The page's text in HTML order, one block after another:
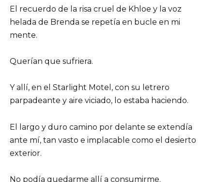
El recuerdo de la risa cruel de Khloe y la voz
helada de Brenda se repetía en bucle en mi
mente.
Querían que sufriera.
Y allí, en el Starlight Motel, con su letrero
parpadeante y aire viciado, lo estaba haciendo.
El largo y duro camino por delante se extendía
ante mí, tan vasto e implacable como el desierto
exterior.
No podía quedarme allí a consumirme.